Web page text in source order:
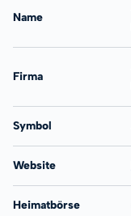
Name
Firma
Symbol
Website
Heimatbörse